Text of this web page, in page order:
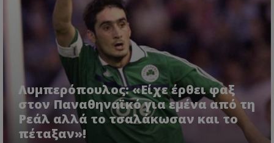
Λυμπερόπουλος: «Είχε έρθει φαξ
στον Παναθηναϊκό για εμένα από τη
Ρεάλ αλλά το τσαλάκωσαν και το
πέταξαν»!